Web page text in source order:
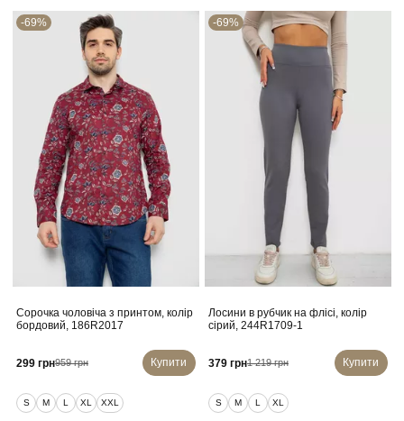
-69%
Сорочка чоловіча з принтом, колір
бордовий, 186R2017
299 грн959 грн Купити
S M L XL XXL
-69%
Лосини в рубчик на флісі, колір
сірий, 244R1709-1
379 грн1 219 грн Купити
S M L XL